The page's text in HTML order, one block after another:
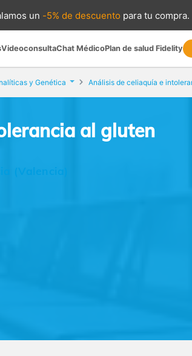
un -5% de descuento para tu compra.
VideoconsultaChat MédicoPlan de salud Fidelity
y Genética
al gluten
(Valencia)